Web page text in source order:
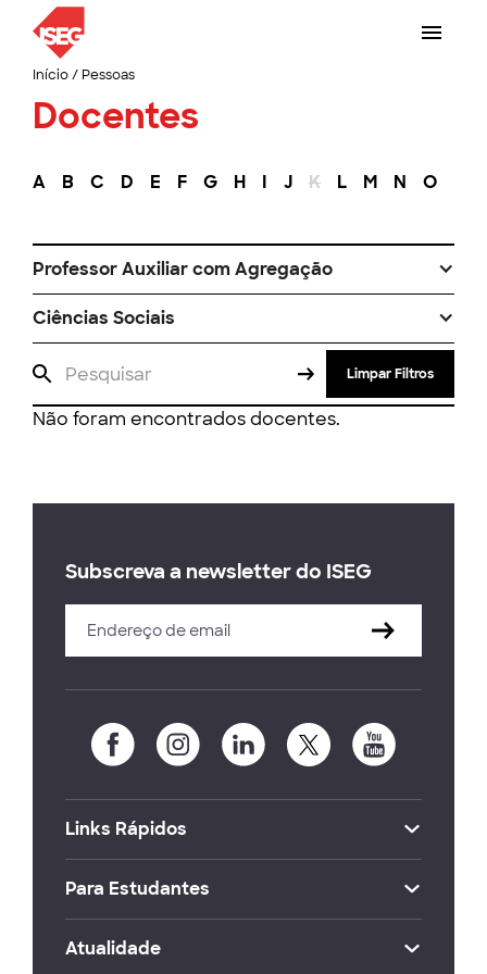
Início/ Pessoas
Docentes
A B C D E F G H I J K L M N O
Professor Auxiliar com Agregação
Ciências Sociais
Limpar Filtros
Não foram encontrados docentes.
Subscreva a newsletter do ISEG
Links Rápidos
Para Estudantes
Atualidade